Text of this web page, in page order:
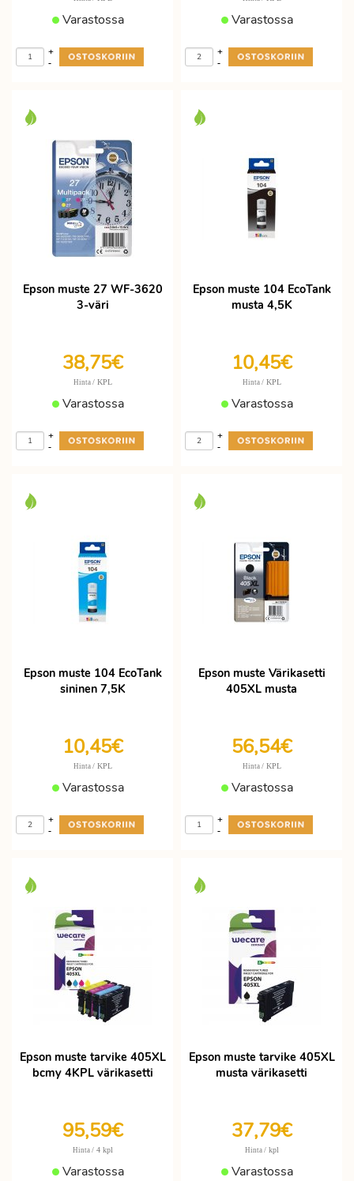
Varastossa
-
+
Varastossa
-
+
Epson muste 27 WF-3620
3-väri
38,75€
Hinta / KPL
Varastossa
-
+
Epson muste 104 EcoTank
musta 4,5K
10,45€
Hinta / KPL
Varastossa
-
+
Epson muste 104 EcoTank
sininen 7,5K
10,45€
Hinta / KPL
Varastossa
-
+
Epson muste Värikasetti
405XL musta
56,54€
Hinta / KPL
Varastossa
-
+
Epson muste tarvike 405XL
bcmy 4KPL värikasetti
95,59€
Hinta / 4 kpl
Varastossa
Epson muste tarvike 405XL
musta värikasetti
37,79€
Hinta / kpl
Varastossa